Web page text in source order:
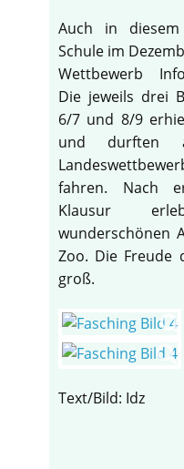
Auch in
Schule im
Wettbewerb
Die jeweils drei
6/7 und 8/9
und durften
fahren. Nach
Klausur
wunderschönen
Zoo. Die Freude
groß.
Text/Bild: Idz